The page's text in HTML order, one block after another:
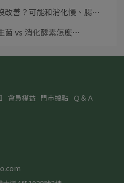
改善？可能和消化慢、腸⋯
菌 vs 消化酵素怎麼⋯
會員權益 門市據點 Ｑ＆Ａ